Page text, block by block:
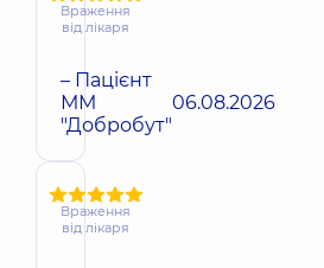
Враження
від лікаря
– Пацієнт
ММ
"Добробут"
06.08.2026
Враження
від лікаря